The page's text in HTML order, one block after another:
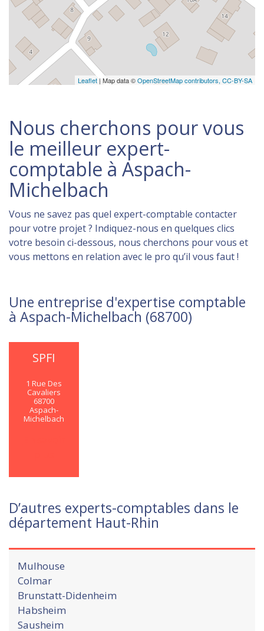
Leaflet | Map data ©OpenStreetMap contributors, CC-BY-SA
Nous cherchons pour vous
le meilleur expert-
comptable à Aspach-
Michelbach
Vous ne savez pas quel expert-comptable contacter
pour votre projet ? Indiquez-nous en quelques clics
votre besoin ci-dessous, nous cherchons pour vous et
vous mettons en relation avec le pro qu’il vous faut !
Une entreprise d'expertise comptable
à Aspach-Michelbach (68700)
SPFI
1 Rue Des
Cavaliers
68700
Aspach-
Michelbach
D’autres experts-comptables dans le
département Haut-Rhin
Mulhouse
Colmar
Brunstatt-Didenheim
Habsheim
Sausheim